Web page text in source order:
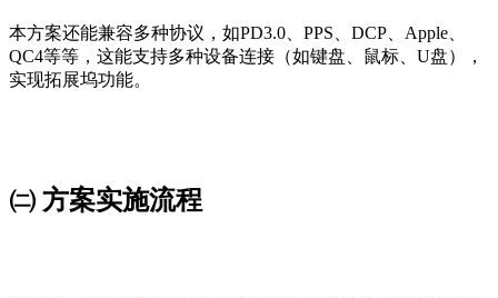
本方案还能兼容多种协议，如PD3.0、PPS、DCP、Apple、
QC4等等，这能支持多种设备连接（如键盘、鼠标、U盘），
实现拓展坞功能。
㈡ 方案实施流程